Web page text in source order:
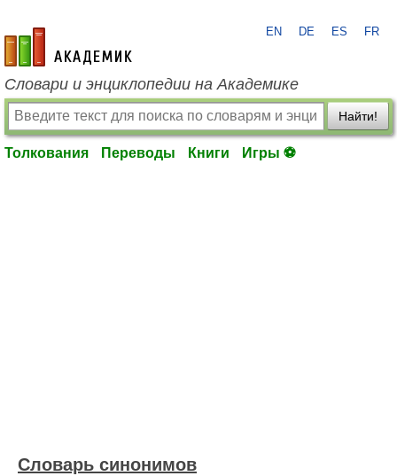
academic.ru
EN DE ES FR
Словари и энциклопедии на Академике
Найти!
Толкования Переводы Книги Игры ⚽
Словарь синонимов